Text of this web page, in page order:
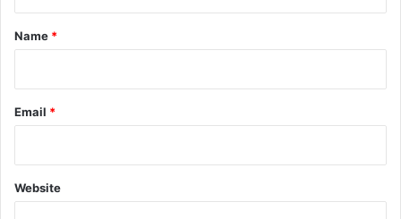
*
Name *
Email *
Website